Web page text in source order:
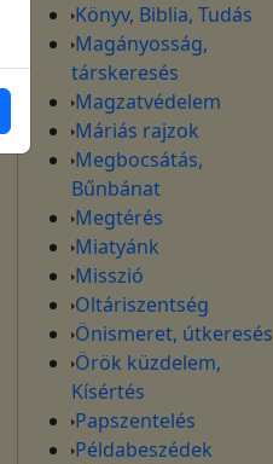
Könyv, Biblia, Tudás
Magányosság,
társkeresés
Magzatvédelem
Máriás rajzok
Megbocsátás,
Bűnbánat
Megtérés
Miatyánk
Misszió
Oltáriszentség
Önismeret, útkeresés
Örök küzdelem,
Kísértés
Papszentelés
Példabeszédek